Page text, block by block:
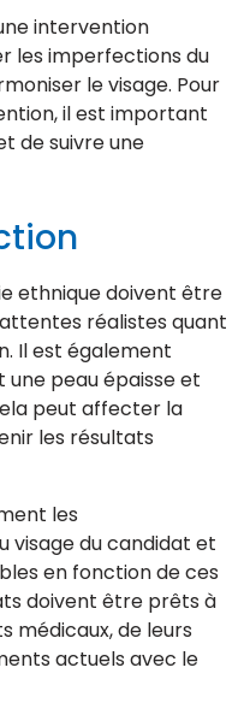
intervention
les imperfections du
le visage. Pour
il est important
de suivre une
ethnique doivent être
réalistes quant
Il est également
peau épaisse et
peut affecter la
les résultats
les
visage du candidat et
en fonction de ces
doivent être prêts à
médicaux, de leurs
actuels avec le